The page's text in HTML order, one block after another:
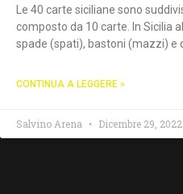
Le 40 carte siciliane sono
composto da 10 carte. In Sicilia
spade (spati), bastoni (mazzi) e
CONTINUA A LEGGERE »
Salvino Arena Dicembre 29, 2022